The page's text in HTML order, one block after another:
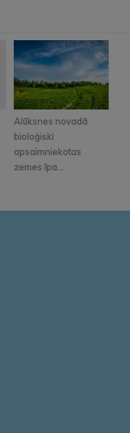
Alūksnes novadā
bioloģiski
apsaimniekotas
zemes īpa...